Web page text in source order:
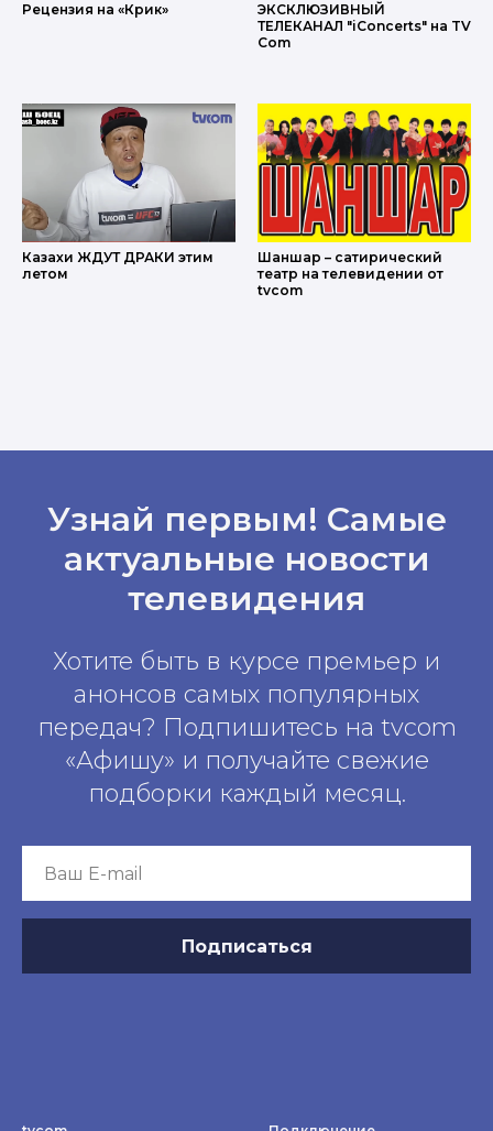
Рецензия на «Крик»
ЭКСКЛЮЗИВНЫЙ
ТЕЛЕКАНАЛ "iConcerts" на TV
Com
Казахи ЖДУТ ДРАКИ этим
летом
Шаншар – сатирический
театр на телевидении от
tvcom
Узнай первым! Самые
актуальные новости
телевидения
Хотите быть в курсе премьер и
анонсов самых популярных
передач? Подпишитесь на tvcom
«Афишу» и получайте свежие
подборки каждый месяц.
Подписаться